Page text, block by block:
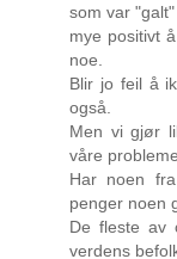
som var
mye positivt
noe.
Blir jo feil å
også.
Men vi gjør
våre
Har noen
penger noen
De fleste av
verdens